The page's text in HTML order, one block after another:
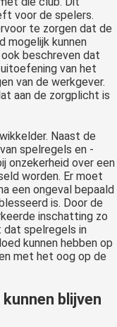
voor de spelers.
te zorgen dat de
mogelijk kunnen
beschreven dat
van het
van de werkgever.
aan de zorgplicht is
Naast de
spelregels en -
onzekerheid over een
worden. Er moet
een ongeval bepaald
is. Door de
inschatting zo
dat spelregels in
kunnen hebben op
met het oog op de
blijven